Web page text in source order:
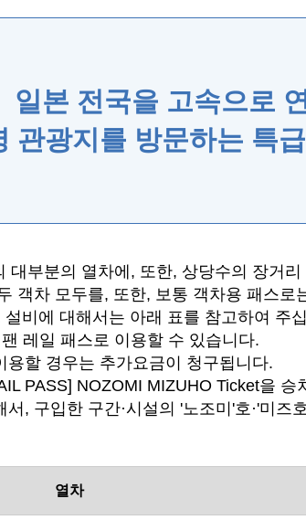
일본 전국을 고속으로
관광지를 방문하는 특
대부분의 열차에, 또한, 상당수의 장거
객차 모두를, 또한, 보통 객차용 패스
비에 대해서는 아래 표를 참고하여 주
레일 패스로 이용할 수 있습니다.
용할 경우는 추가요금이 청구됩니다.
PASS] NOZOMI MIZUHO Ticket을
, 구입한 구간·시설의 '노조미'호·'미즈
열차